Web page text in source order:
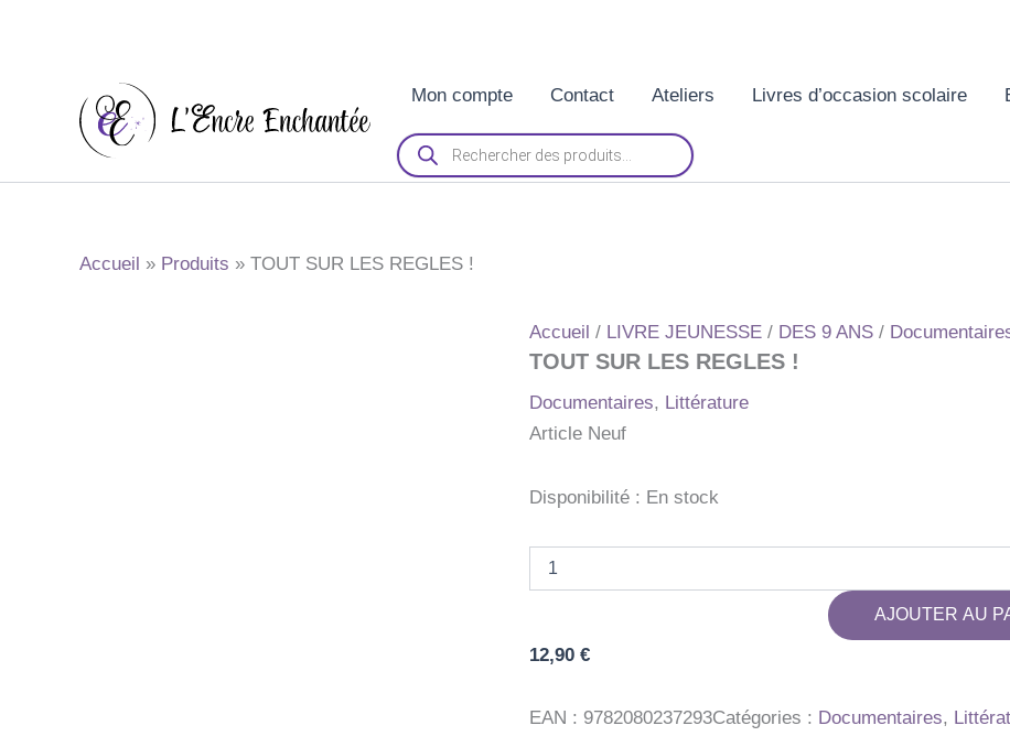
Mon compte Contact Ateliers Livres d’occasion scolaire
Recherche
de
produits
Accueil Produits TOUT SUR LES REGLES !
Accueil / LIVRE JEUNESSE / DES 9 ANS /
TOUT SUR LES REGLES !
Documentaires, Littérature
Article Neuf
Disponibilité : En stock
LES
REGLES
AJOUTER AU
12,90 €
EAN : 9782080237293Catégories : Documentaires,